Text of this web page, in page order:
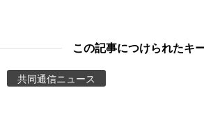
People
この記事につけられたキ
共同通信ニュース